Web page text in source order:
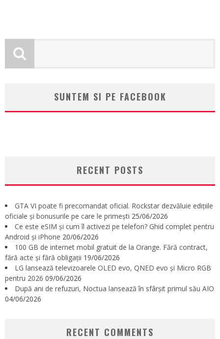
SUNTEM SI PE FACEBOOK
RECENT POSTS
GTA VI poate fi precomandat oficial. Rockstar dezvăluie edițiile
oficiale și bonusurile pe care le primești 25/06/2026
Ce este eSIM și cum îl activezi pe telefon? Ghid complet pentru
Android și iPhone 20/06/2026
100 GB de internet mobil gratuit de la Orange. Fără contract,
fără acte și fără obligații 19/06/2026
LG lansează televizoarele OLED evo, QNED evo și Micro RGB
pentru 2026 09/06/2026
După ani de refuzuri, Noctua lansează în sfârșit primul său AIO
04/06/2026
RECENT COMMENTS